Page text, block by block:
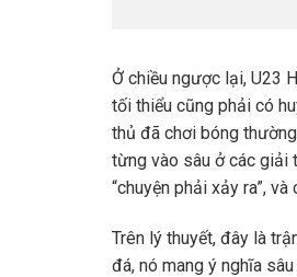
Ở chiều ngược lại, U23
tối thiểu cũng phải có
thủ đã chơi bóng
từng vào sâu ở các giải
“chuyện phải xảy ra”,
Trên lý thuyết, đây là
đá, nó mang ý nghĩa